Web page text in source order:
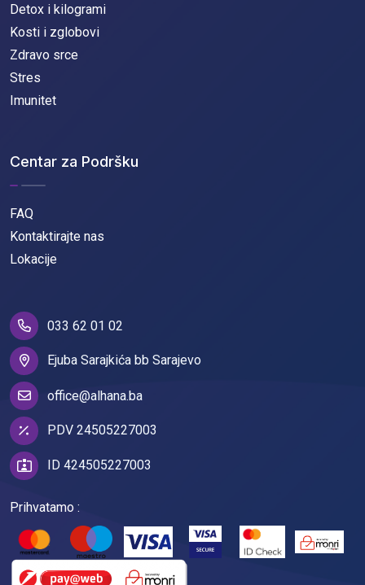
Detox i kilogrami
Kosti i zglobovi
Zdravo srce
Stres
Imunitet
Centar za Podršku
FAQ
Kontaktirajte nas
Lokacije
033 62 01 02
Ejuba Sarajkića bb Sarajevo
office@alhana.ba
PDV 24505227003
ID 424505227003
Prihvatamo :